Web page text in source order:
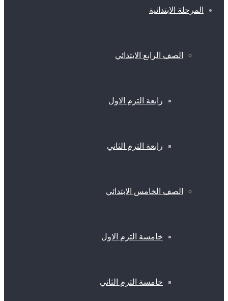
المرحلة الابتدائية
الصف الرابع الابتدائي
رابعة الترم الاول
رابعة الترم الثاني
الصف الخامس الابتدائي
خامسة الترم الاول
خامسة الترم الثاني